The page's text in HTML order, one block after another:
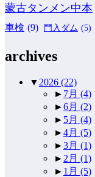
蒙古タンメン中本
車検 (9) 門入ダム (5)
archives
▼ 2026 (22)
► 7月 (4)
►6月 (2)
► 5月 (4)
►4月 (5)
►3月 (1)
► 2月 (1)
► 1月 (5)